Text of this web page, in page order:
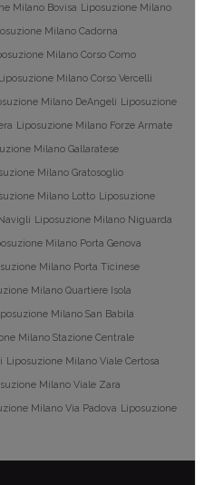
Milano Bovisa Liposuzione Milano
Milano Cadorna
Milano Corso Como
Milano Corso Vercelli
Milano DeAngeli Liposuzione
Liposuzione Milano Forze Armate
Milano Gallaratese
Milano Gratosoglio
Milano Lotto Liposuzione
Liposuzione Milano Niguarda
Milano Porta Genova
Milano Porta Ticinese
Milano Quartiere Isola
Milano San Babila
Milano Stazione Centrale
Liposuzione Milano Viale Certosa
Milano Viale Zara
Milano Via Padova Liposuzione